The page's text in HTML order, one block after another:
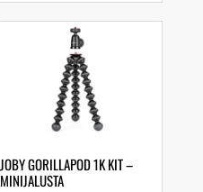
JOBY GORILLAPOD 1K KIT –
MINIJALUSTA